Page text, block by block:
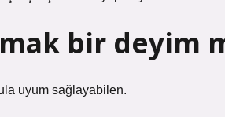
bir deyim
uyum sağlayabilen.